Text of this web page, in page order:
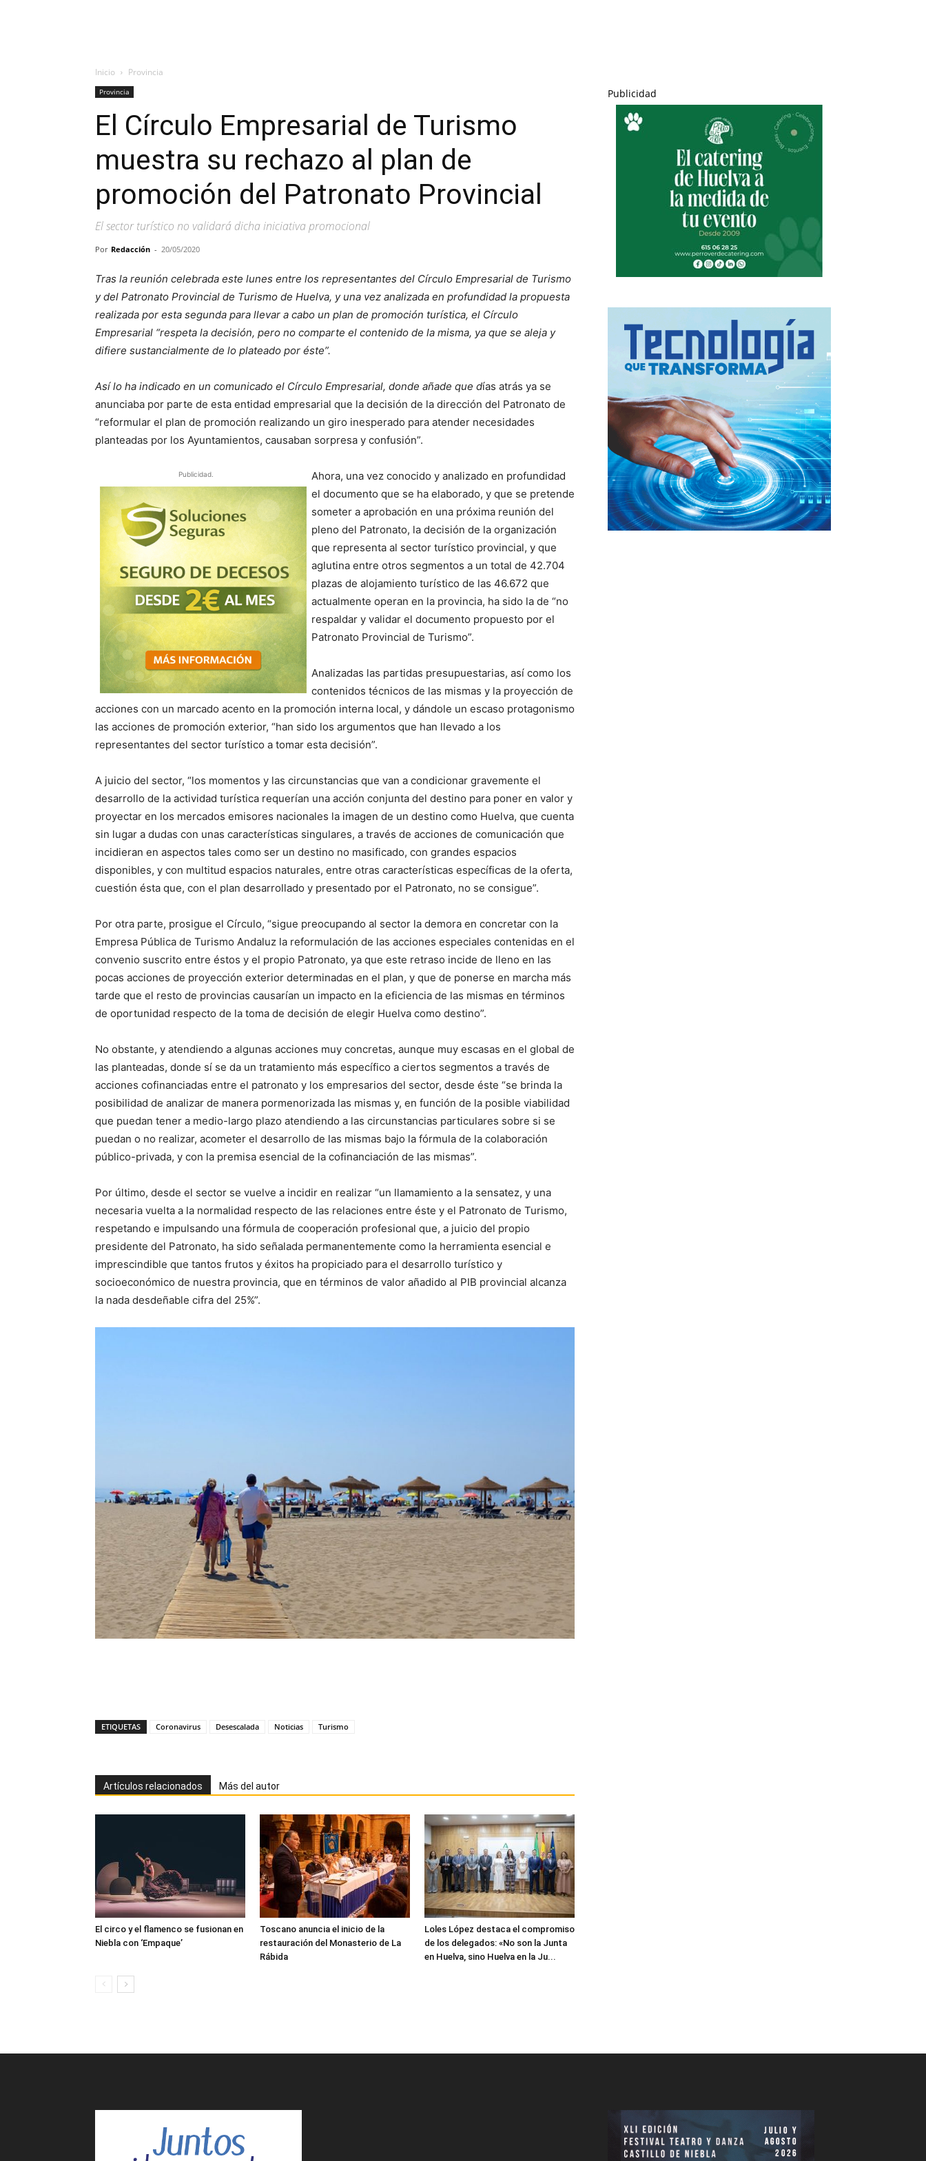
Inicio Provincia
Provincia
El Círculo Empresarial de Turismo
muestra su rechazo al plan de
promoción del Patronato Provincial
El sector turístico no validará dicha iniciativa promocional
Por Redacción - 20/05/2020
Tras la reunión celebrada este lunes entre los representantes del Círculo Empresarial de Turismo
y del Patronato Provincial de Turismo de Huelva, y una vez analizada en profundidad la propuesta
realizada por esta segunda para llevar a cabo un plan de promoción turística, el Círculo
Empresarial “respeta la decisión, pero no comparte el contenido de la misma, ya que se aleja y
difiere sustancialmente de lo plateado por éste”.
Así lo ha indicado en un comunicado el Círculo Empresarial, donde añade que días atrás ya se
anunciaba por parte de esta entidad empresarial que la decisión de la dirección del Patronato de
“reformular el plan de promoción realizando un giro inesperado para atender necesidades
planteadas por los Ayuntamientos, causaban sorpresa y confusión”.
Publicidad.
Ahora, una vez conocido y analizado en profundidad
el documento que se ha elaborado, y que se pretende
someter a aprobación en una próxima reunión del
pleno del Patronato, la decisión de la organización
que representa al sector turístico provincial, y que
aglutina entre otros segmentos a un total de 42.704
plazas de alojamiento turístico de las 46.672 que
actualmente operan en la provincia, ha sido la de “no
respaldar y validar el documento propuesto por el
Patronato Provincial de Turismo”.
Analizadas las partidas presupuestarias, así como los
contenidos técnicos de las mismas y la proyección de
acciones con un marcado acento en la promoción interna local, y dándole un escaso protagonismo
las acciones de promoción exterior, “han sido los argumentos que han llevado a los
representantes del sector turístico a tomar esta decisión”.
A juicio del sector, “los momentos y las circunstancias que van a condicionar gravemente el
desarrollo de la actividad turística requerían una acción conjunta del destino para poner en valor y
proyectar en los mercados emisores nacionales la imagen de un destino como Huelva, que cuenta
sin lugar a dudas con unas características singulares, a través de acciones de comunicación que
incidieran en aspectos tales como ser un destino no masificado, con grandes espacios
disponibles, y con multitud espacios naturales, entre otras características específicas de la oferta,
cuestión ésta que, con el plan desarrollado y presentado por el Patronato, no se consigue”.
Por otra parte, prosigue el Círculo, “sigue preocupando al sector la demora en concretar con la
Empresa Pública de Turismo Andaluz la reformulación de las acciones especiales contenidas en el
convenio suscrito entre éstos y el propio Patronato, ya que este retraso incide de lleno en las
pocas acciones de proyección exterior determinadas en el plan, y que de ponerse en marcha más
tarde que el resto de provincias causarían un impacto en la eficiencia de las mismas en términos
de oportunidad respecto de la toma de decisión de elegir Huelva como destino”.
No obstante, y atendiendo a algunas acciones muy concretas, aunque muy escasas en el global de
las planteadas, donde sí se da un tratamiento más específico a ciertos segmentos a través de
acciones cofinanciadas entre el patronato y los empresarios del sector, desde éste “se brinda la
posibilidad de analizar de manera pormenorizada las mismas y, en función de la posible viabilidad
que puedan tener a medio-largo plazo atendiendo a las circunstancias particulares sobre si se
puedan o no realizar, acometer el desarrollo de las mismas bajo la fórmula de la colaboración
público-privada, y con la premisa esencial de la cofinanciación de las mismas”.
Por último, desde el sector se vuelve a incidir en realizar “un llamamiento a la sensatez, y una
necesaria vuelta a la normalidad respecto de las relaciones entre éste y el Patronato de Turismo,
respetando e impulsando una fórmula de cooperación profesional que, a juicio del propio
presidente del Patronato, ha sido señalada permanentemente como la herramienta esencial e
imprescindible que tantos frutos y éxitos ha propiciado para el desarrollo turístico y
socioeconómico de nuestra provincia, que en términos de valor añadido al PIB provincial alcanza
la nada desdeñable cifra del 25%”.
ETIQUETAS Coronavirus Desescalada Noticias Turismo
Artículos relacionados Más del autor
El circo y el flamenco se fusionan en
Niebla con ‘Empaque’
Toscano anuncia el inicio de la
restauración del Monasterio de La
Rábida
Loles López destaca el compromiso
de los delegados: «No son la Junta
en Huelva, sino Huelva en la Ju...
Publicidad